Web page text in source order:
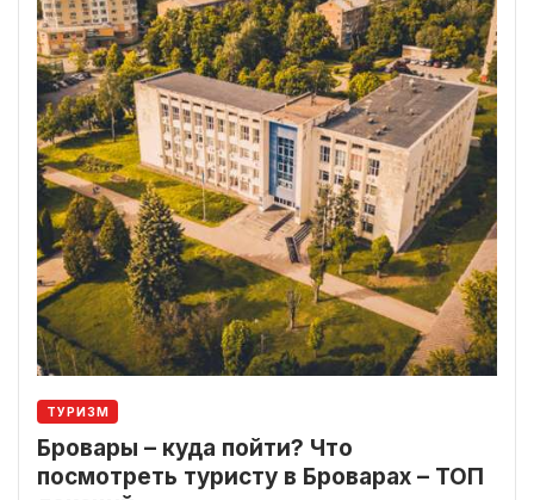
ТУРИЗМ
Бровары – куда пойти? Что
посмотреть туристу в Броварах – ТОП